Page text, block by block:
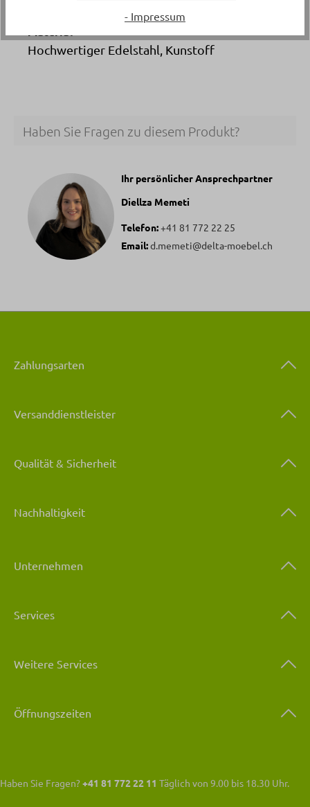
Hochwertiger Edelstahl, Kunstoff
Haben Sie Fragen zu diesem Produkt?
Ihr persönlicher Ansprechpartner
Diellza Memeti
Telefon:+41 81 772 22 25
Email:d.memeti@delta-moebel.ch
Zahlungsarten
Versanddienstleister
Qualität & Sicherheit
Nachhaltigkeit
Unternehmen
Services
Weitere Services
Öffnungszeiten
Haben Sie Fragen?+41 81 772 22 11 Täglich von 9.00 bis 18.30 Uhr.
- Impressum